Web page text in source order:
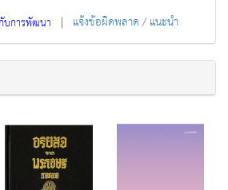
บการพัฒนา | แจ้งข้อผิดพลาด / แนะนำ